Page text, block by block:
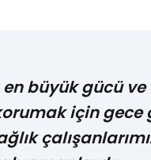
büyük gücü
için gece